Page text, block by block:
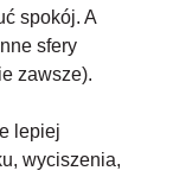
spokój. A
sfery
zawsze).
lepiej
wyciszenia,